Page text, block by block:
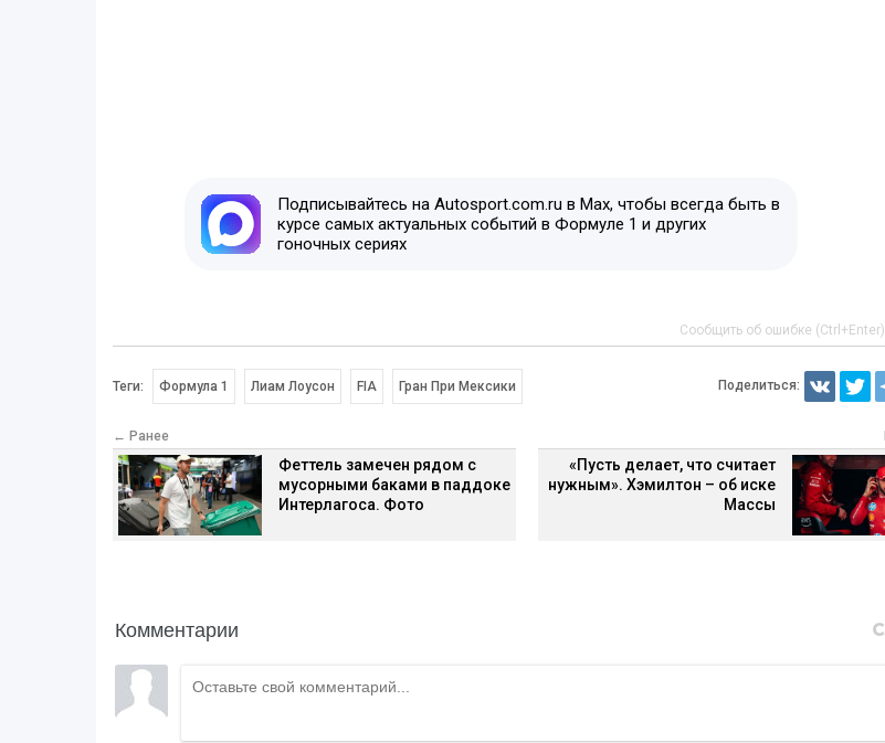
Подписывайтесь на Autosport.com.ru в Max, чтобы всегда быть в
курсе самых актуальных событий в Формуле 1 и других
гоночных сериях
Сообщить об ошибке (Ctrl+Enter)
Теги: Формула 1 Лиам Лоусон FIA Гран При Мексики Поделиться:
← Ранее
Феттель замечен рядом с
мусорными баками в паддоке
Интерлагоса. Фото
«Пусть делает, что считает
нужным». Хэмилтон – об иске
Массы
Комментарии